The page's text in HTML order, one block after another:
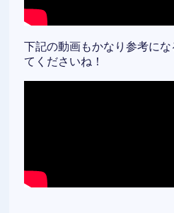
下記の動画もかなり参考に
てくださいね！